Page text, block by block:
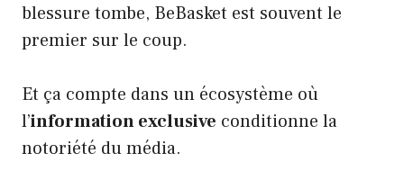
blessure tombe, BeBasket est souvent le
premier sur le coup.
Et ça compte dans un écosystème où
l’information exclusive conditionne la
notoriété du média.